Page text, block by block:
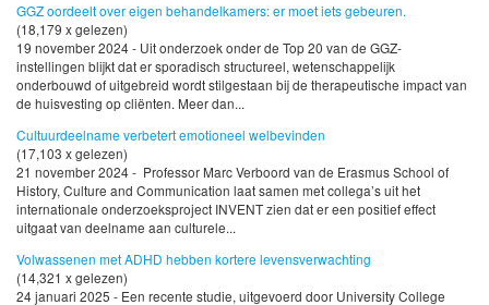
GGZ oordeelt over eigen behandelkamers: er moet iets gebeuren.
(18,179 x gelezen)
19 november 2024 - Uit onderzoek onder de Top 20 van de GGZ-
instellingen blijkt dat er sporadisch structureel, wetenschappelijk
onderbouwd of uitgebreid wordt stilgestaan bij de therapeutische impact van
de huisvesting op cliënten. Meer dan...
Cultuurdeelname verbetert emotioneel welbevinden
(17,103 x gelezen)
21 november 2024 - Professor Marc Verboord van de Erasmus School of
History, Culture and Communication laat samen met collega’s uit het
internationale onderzoeksproject INVENT zien dat er een positief effect
uitgaat van deelname aan culturele...
Volwassenen met ADHD hebben kortere levensverwachting
(14,321 x gelezen)
24 januari 2025 - Een recente studie, uitgevoerd door University College